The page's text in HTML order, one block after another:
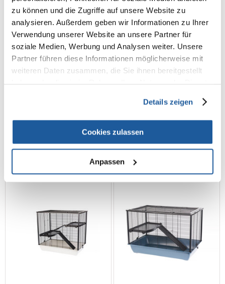
zu können und die Zugriffe auf unsere Website zu
analysieren. Außerdem geben wir Informationen zu Ihrer
Verwendung unserer Website an unsere Partner für
soziale Medien, Werbung und Analysen weiter. Unsere
Partner führen diese Informationen möglicherweise mit
weiteren Daten zusammen, die Sie ihnen bereitgestellt
Details zeigen
Cookies zulassen
Anpassen
IN DEN WARENKORB
Hamsterkäfig 42 cm schwarz
€37.29